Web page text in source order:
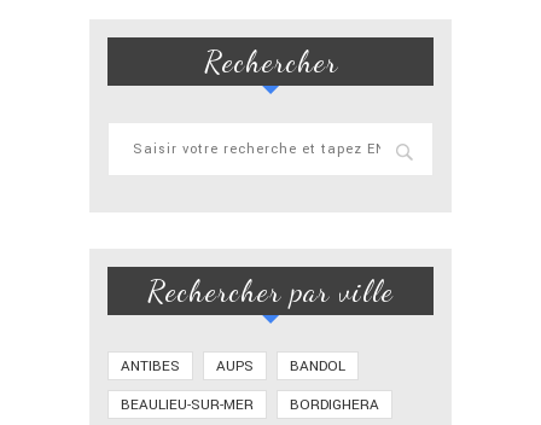
Rechercher
Rechercher par ville
ANTIBES AUPS
BANDOL
BEAULIEU-SUR-MER
BORDIGHERA